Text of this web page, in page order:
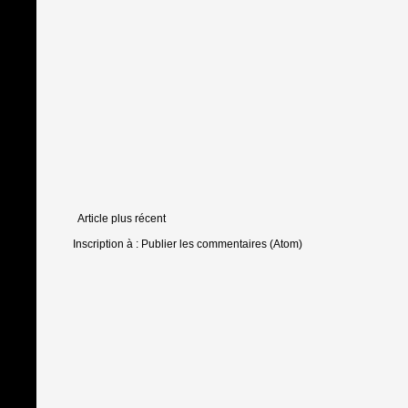
Article plus récent
Inscription à : Publier les commentaires (Atom)